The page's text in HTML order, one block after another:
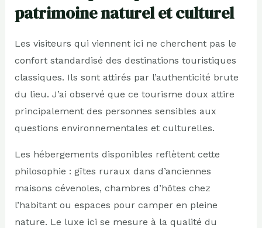
patrimoine naturel et culturel
Les visiteurs qui viennent ici ne cherchent pas le
confort standardisé des destinations touristiques
classiques. Ils sont attirés par l’authenticité brute
du lieu. J’ai observé que ce tourisme doux attire
principalement des personnes sensibles aux
questions environnementales et culturelles.
Les hébergements disponibles reflètent cette
philosophie : gîtes ruraux dans d’anciennes
maisons cévenoles, chambres d’hôtes chez
l’habitant ou espaces pour camper en pleine
nature. Le luxe ici se mesure à la qualité du